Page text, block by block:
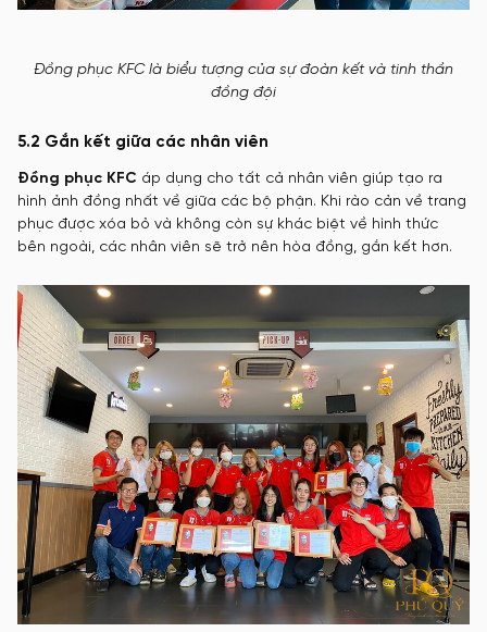
Đồng phục KFC là biểu tượng của sự đoàn kết và tinh thần
đồng đội
5.2 Gắn kết giữa các nhân viên
Đồng phục KFC áp dụng cho tất cả nhân viên giúp tạo ra
hình ảnh đồng nhất về giữa các bộ phận. Khi rào cản về trang
phục được xóa bỏ và không còn sự khác biệt về hình thức
bên ngoài, các nhân viên sẽ trở nên hòa đồng, gắn kết hơn.